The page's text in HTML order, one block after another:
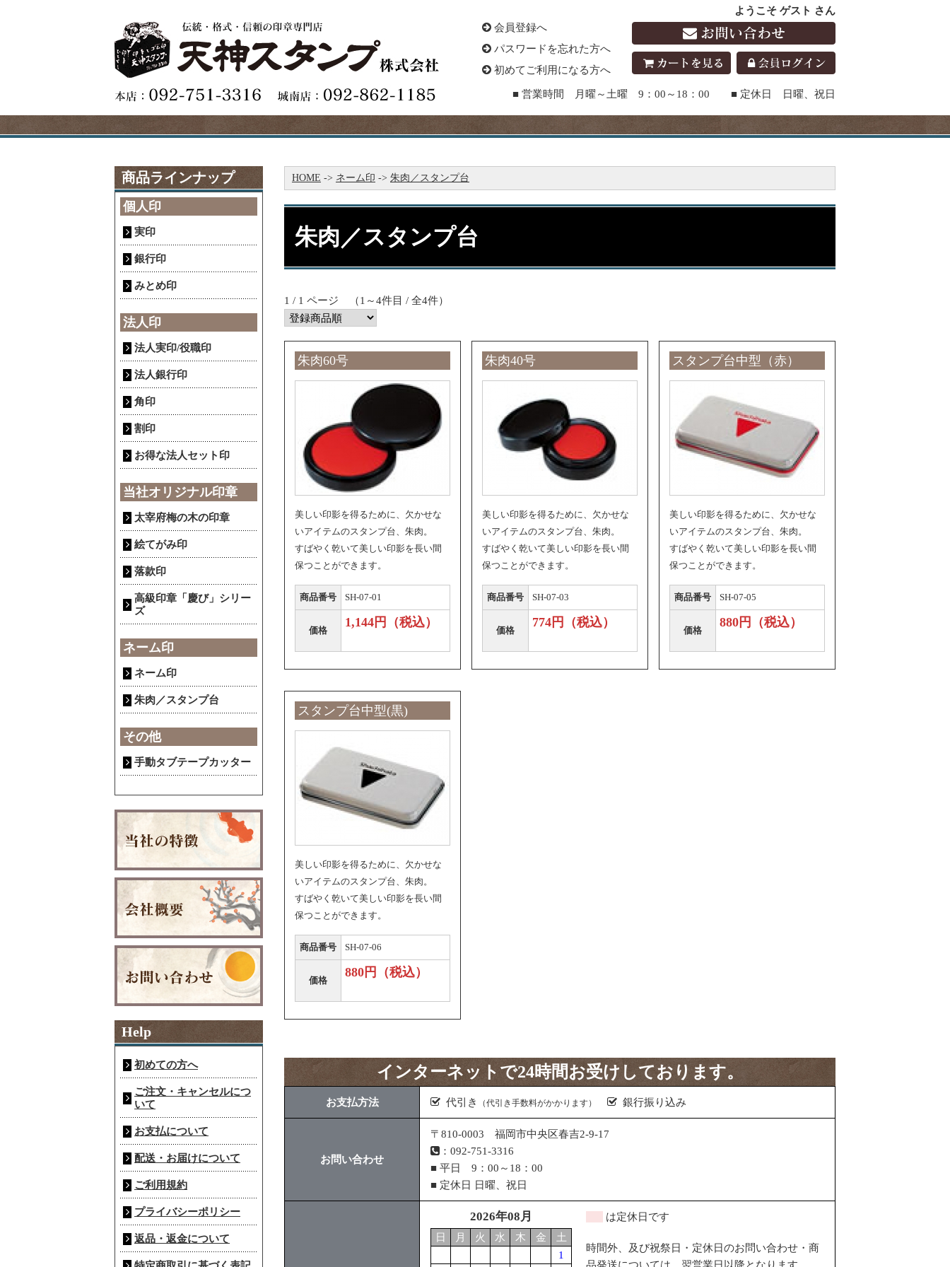
ようこそ ゲスト さん
会員登録へ
パスワードを忘れた方へ
初めてご利用になる方へ
■ 営業時間 月曜～土曜 9：00～18：00 ■ 定休日 日曜、祝日
商品ラインナップ
個人印
実印
銀行印
みとめ印
法人印
法人実印/役職印
法人銀行印
角印
割印
お得な法人セット印
当社オリジナル印章
太宰府梅の木の印章
絵てがみ印
落款印
高級印章「慶び」シリー
ズ
ネーム印
ネーム印
朱肉／スタンプ台
その他
手動タブテープカッター
Help
初めての方へ
ご注文・キャンセルにつ
いて
お支払について
配送・お届けについて
ご利用規約
プライバシーポリシー
返品・返金について
HOME -> ネーム印 -> 朱肉／スタンプ台
朱肉／スタンプ台
1 / 1 ページ （1～4件目 / 全4件）
朱肉60号
美しい印影を得るために、欠かせな
いアイテムのスタンプ台、朱肉。
すばやく乾いて美しい印影を長い間
保つことができます。
商品番号 SH-07-01
価格
1,144円（税込）
朱肉40号
美しい印影を得るために、欠かせな
いアイテムのスタンプ台、朱肉。
すばやく乾いて美しい印影を長い間
保つことができます。
商品番号 SH-07-03
価格
774円（税込）
スタンプ台中型（赤）
美しい印影を得るために、欠かせな
いアイテムのスタンプ台、朱肉。
すばやく乾いて美しい印影を長い間
保つことができます。
商品番号 SH-07-05
価格
880円（税込）
スタンプ台中型(黒)
美しい印影を得るために、欠かせな
いアイテムのスタンプ台、朱肉。
すばやく乾いて美しい印影を長い間
保つことができます。
商品番号 SH-07-06
価格
880円（税込）
インターネットで24時間お受けしております。
お支払方法 代引き （代引き手数料がかかります） 銀行振り込み
お問い合わせ
〒810-0003 福岡市中央区春吉2-9-17
：092-751-3316
■ 平日 9：00～18：00
■ 定休日 日曜、祝日
2026年08月
日 月 火 水 木 金
土
1
は定休日です
時間外、及び祝祭日・定休日のお問い合わせ・商